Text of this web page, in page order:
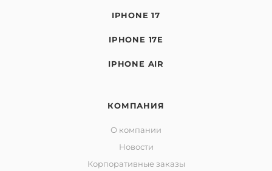
IPHONE 17
IPHONE 17E
IPHONE AIR
КОМПАНИЯ
О компании
Новости
Корпоративные заказы